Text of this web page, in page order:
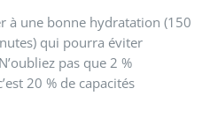
à une bonne hydratation (150
qui pourra éviter
pas que 2 %
20 % de capacités